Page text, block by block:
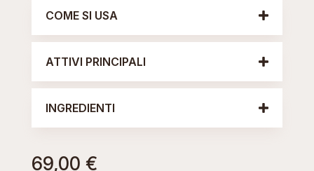
COME SI USA
ATTIVI PRINCIPALI
INGREDIENTI
69,00 €